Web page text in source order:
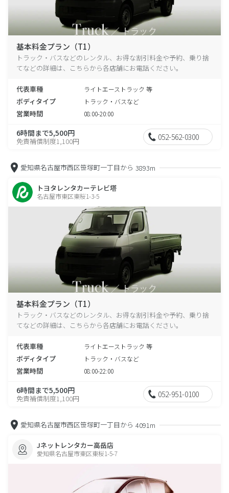
基本料金プラン（T1）
トラック・バスなどのレンタル、お得な割引料金や予約、乗り捨
てなどの詳細は、こちらから各店舗にお電話ください。
代表車種 ライトエーストラック 等
ボディタイプ トラック・バスなど
営業時間 08:00-20:00
6時間まで5,500円
免責補償制度1,100円 052-562-0300
愛知県名古屋市西区笹塚町一丁目から 3893m
トヨタレンタカーテレビ塔
名古屋市東区東桜1-3-5
基本料金プラン（T1）
トラック・バスなどのレンタル、お得な割引料金や予約、乗り捨
てなどの詳細は、こちらから各店舗にお電話ください。
代表車種 ライトエーストラック 等
ボディタイプ トラック・バスなど
営業時間 08:00-22:00
6時間まで5,500円
免責補償制度1,100円 052-951-0100
愛知県名古屋市西区笹塚町一丁目から 4091m
Jネットレンタカー高岳店
愛知県名古屋市東区東桜1-5-7